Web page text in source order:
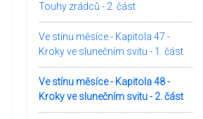
Touhy zrádců - 2. část
Ve stínu měsíce - Kapitola 47 -
Kroky ve slunečním svitu - 1. část
Ve stínu měsíce - Kapitola 48 -
Kroky ve slunečním svitu - 2. část